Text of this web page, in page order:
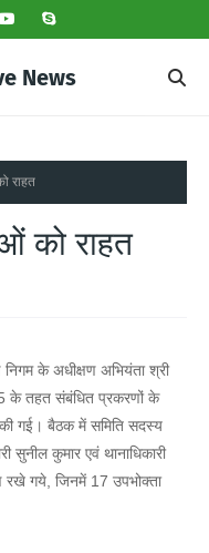
News
राहत
को राहत
के अधीक्षण अभियंता श्री
के तहत संबंधित प्रकरणों के
गई। बैठक में समिति सदस्य
सुनील कुमार एवं थानाधिकारी
गये, जिनमें 17 उपभोक्ता